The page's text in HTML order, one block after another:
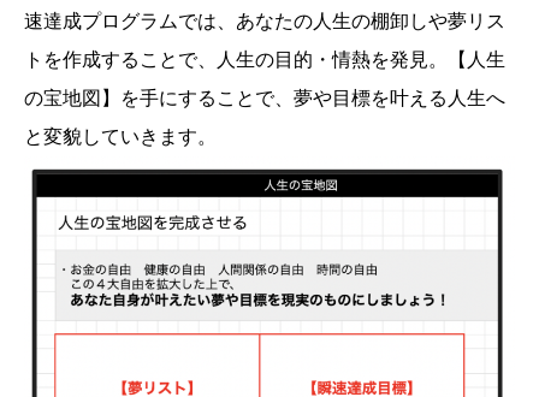
速達成プログラムでは、あなたの人生の棚卸しや夢リス
トを作成することで、人生の目的・情熱を発見。【人生
の宝地図】を手にすることで、夢や目標を叶える人生へ
と変貌していきます。